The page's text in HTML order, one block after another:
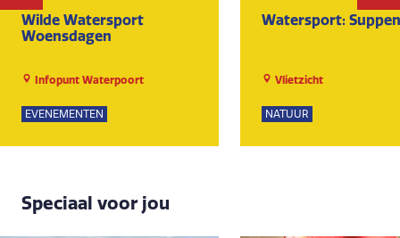
Wilde Watersport
Woensdagen
Infopunt Waterpoort
EVENEMENTEN
Watersport: Suppen
Vlietzicht
NATUUR
Speciaal voor jou